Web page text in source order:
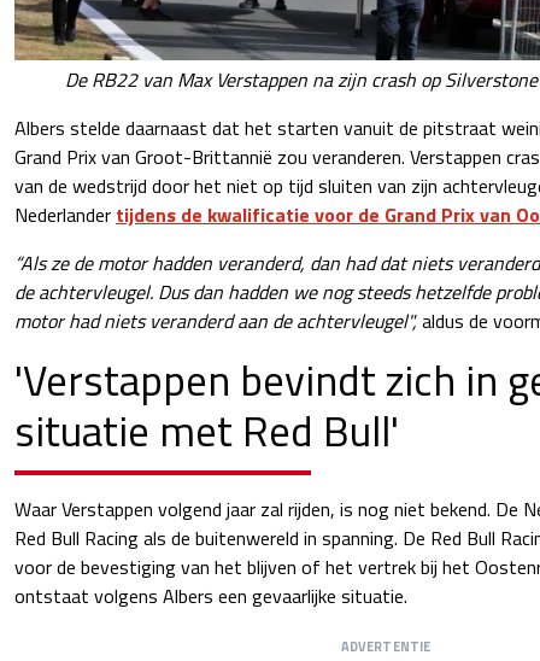
De RB22 van Max Verstappen na zijn crash op
Albers stelde daarnaast dat het starten vanuit de pitstraat
Grand Prix van Groot-Brittannië zou veranderen. Verstappen
van de wedstrijd door het niet op tijd sluiten van zijn
Nederlander tijdens de kwalificatie voor de Grand Prix van
“Als ze de motor hadden veranderd, dan had dat niets
de achtervleugel. Dus dan hadden we nog steeds hetzelfde
motor had niets veranderd aan de achtervleugel",aldus de
'Verstappen bevindt zich in
situatie met Red Bull'
Waar Verstappen volgend jaar zal rijden, is nog niet bekend. De
Red Bull Racing als de buitenwereld in spanning. De Red Bull
voor de bevestiging van het blijven of het vertrek bij het
ontstaat volgens Albers een gevaarlijke situatie.
ADVERTENTIE